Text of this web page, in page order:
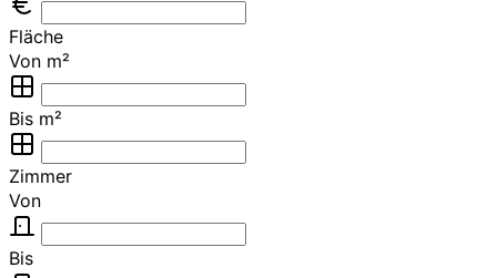
Fläche
Von m²
Bis m²
Zimmer
Von
Bis